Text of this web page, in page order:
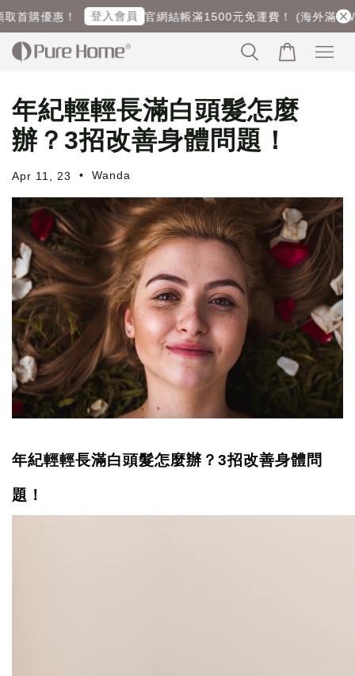
購優惠！ 登入會員 官網結帳滿1500元免運費！ (海外滿
年紀輕輕長滿白頭髮怎麼
辦？3招改善身體問題！
Apr 11, 23 • Wanda
年紀輕輕長滿白頭髮怎麼辦？3招改善身體問
題！